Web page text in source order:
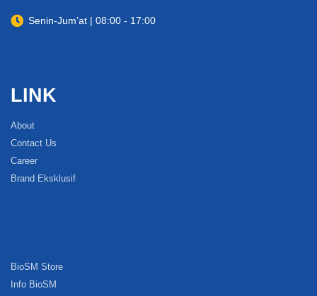
Senin-Jum’at | 08:00 - 17:00
LINK
About
Contact Us
Career
Brand Eksklusif
BioSM Store
Info BioSM